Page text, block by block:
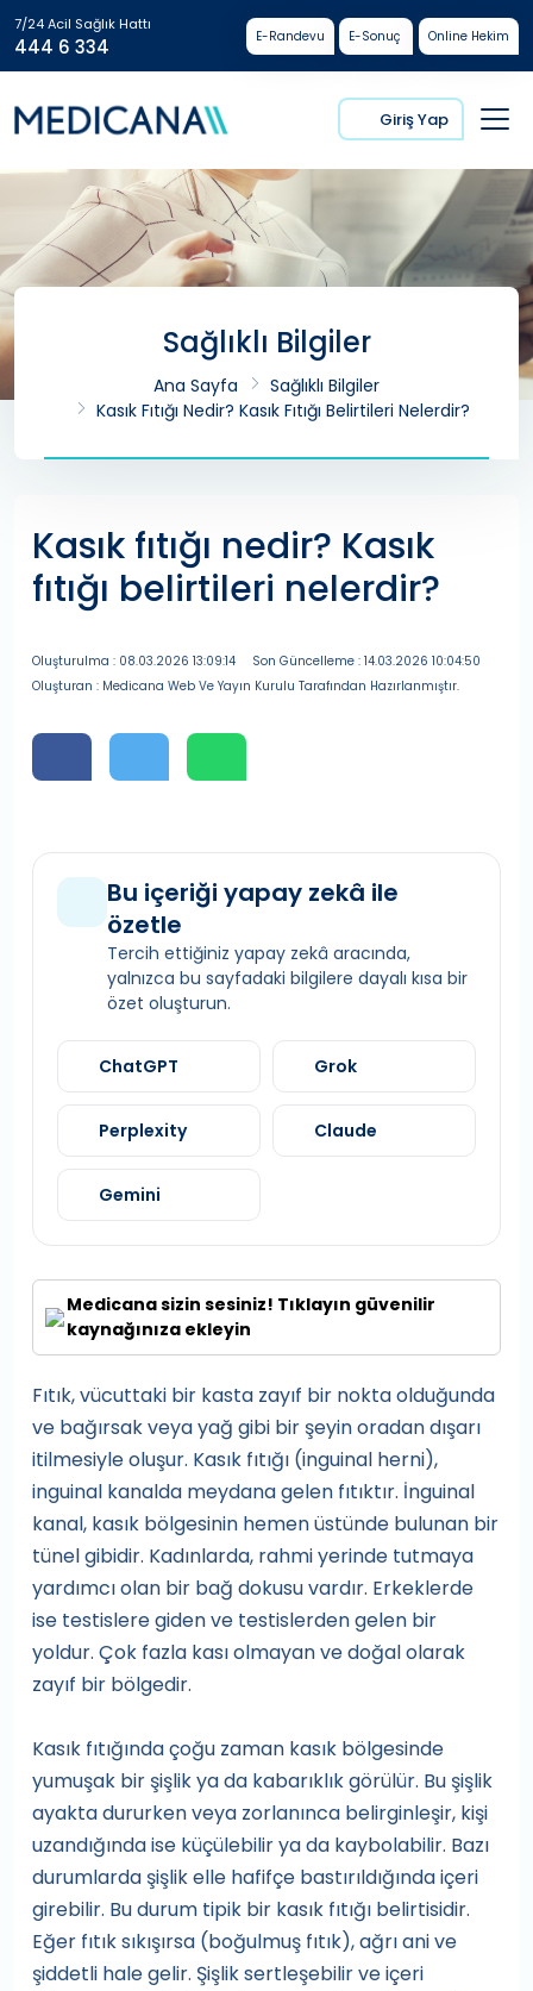
7/24 Acil Sağlık Hattı
444 6 334 E-Randevu E-Sonuç Online Hekim
Giriş Yap
Sağlıklı Bilgiler
Ana Sayfa
Sağlıklı Bilgiler
Kasık Fıtığı Nedir? Kasık Fıtığı Belirtileri Nelerdir?
Kasık fıtığı nedir? Kasık
fıtığı belirtileri nelerdir?
Oluşturulma : 08.03.2026 13:09:14
Son Güncelleme : 14.03.2026 10:04:50
Oluşturan : Medicana Web Ve Yayın Kurulu Tarafından Hazırlanmıştır.
Bu içeriği yapay zekâ ile
özetle
Tercih ettiğiniz yapay zekâ aracında,
yalnızca bu sayfadaki bilgilere dayalı kısa bir
özet oluşturun.
ChatGPT Grok
Perplexity Claude
Gemini
Medicana sizin sesiniz! Tıklayın güvenilir
kaynağınıza ekleyin
Fıtık, vücuttaki bir kasta zayıf bir nokta olduğunda
ve bağırsak veya yağ gibi bir şeyin oradan dışarı
itilmesiyle oluşur. Kasık fıtığı (inguinal herni),
inguinal kanalda meydana gelen fıtıktır. İnguinal
kanal, kasık bölgesinin hemen üstünde bulunan bir
tünel gibidir. Kadınlarda, rahmi yerinde tutmaya
yardımcı olan bir bağ dokusu vardır. Erkeklerde
ise testislere giden ve testislerden gelen bir
yoldur. Çok fazla kası olmayan ve doğal olarak
zayıf bir bölgedir.
Kasık fıtığında çoğu zaman kasık bölgesinde
yumuşak bir şişlik ya da kabarıklık görülür. Bu şişlik
ayakta dururken veya zorlanınca belirginleşir, kişi
uzandığında ise küçülebilir ya da kaybolabilir. Bazı
durumlarda şişlik elle hafifçe bastırıldığında içeri
girebilir. Bu durum tipik bir kasık fıtığı belirtisidir.
Eğer fıtık sıkışırsa (boğulmuş fıtık), ağrı ani ve
şiddetli hale gelir. Şişlik sertleşebilir ve içeri